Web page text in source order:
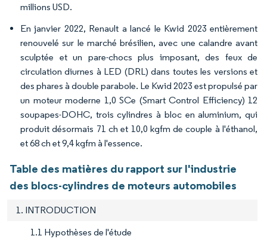
millions USD.
En janvier 2022, Renault a lancé le Kwid 2023 entièrement
renouvelé sur le marché brésilien, avec une calandre avant
sculptée et un pare-chocs plus imposant, des feux de
circulation diurnes à LED (DRL) dans toutes les versions et
des phares à double parabole. Le Kwid 2023 est propulsé par
un moteur moderne 1,0 SCe (Smart Control Efficiency) 12
soupapes-DOHC, trois cylindres à bloc en aluminium, qui
produit désormais 71 ch et 10,0 kgfm de couple à l'éthanol,
et 68 ch et 9,4 kgfm à l'essence.
Table des matières du rapport sur l'industrie
des blocs-cylindres de moteurs automobiles
1. INTRODUCTION
1.1 Hypothèses de l'étude